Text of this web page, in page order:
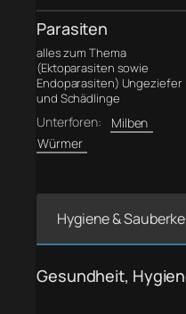
Parasiten
alles zum Thema
(Ektoparasiten sowie
Endoparasiten) Ungeziefer
und Schädlinge
Unterforen:
Milben
Würmer
Hygiene &
Gesundheit,